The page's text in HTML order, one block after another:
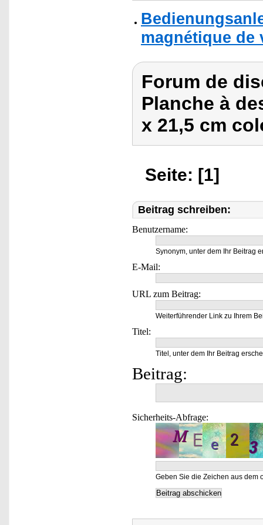
magnétique de
Forum de
Planche à
x 21,5 cm
Seite: [1]
Beitrag schreiben:
Benutzername:
Synonym, unter dem Ihr Beitrag
E-Mail:
URL zum Beitrag:
Weiterführender Link zu Ihrem
Titel:
Titel, unter dem Ihr Beitrag
Beitrag:
Sicherheits-Abfrage:
Geben Sie die Zeichen aus dem